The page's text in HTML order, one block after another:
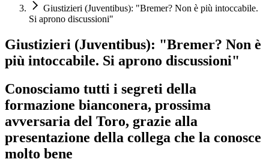
Giustizieri (Juventibus): "Bremer? Non è più intoccabile.
Si aprono discussioni"
Giustizieri (Juventibus): "Bremer? Non è
più intoccabile. Si aprono discussioni"
Conosciamo tutti i segreti della
formazione bianconera, prossima
avversaria del Toro, grazie alla
presentazione della collega che la conosce
molto bene